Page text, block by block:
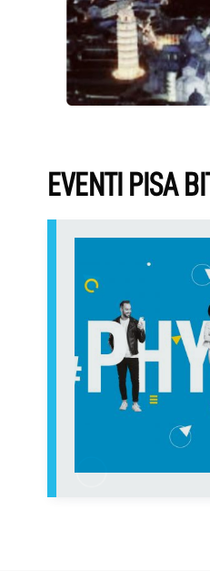
EVENTI PISA